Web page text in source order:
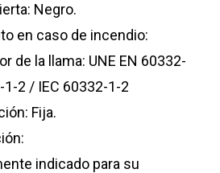
Negro.
en caso de incendio:
de la llama: UNE EN 60332-
2 / IEC 60332-1-2
Fija.
indicado para su